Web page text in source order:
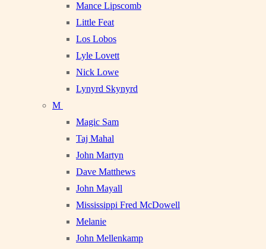
Mance Lipscomb
Little Feat
Los Lobos
Lyle Lovett
Nick Lowe
Lynyrd Skynyrd
M
Magic Sam
Taj Mahal
John Martyn
Dave Matthews
John Mayall
Mississippi Fred McDowell
Melanie
John Mellenkamp